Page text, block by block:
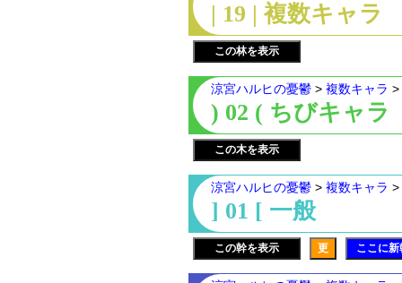
| 19 | 複数キャラ
この林を表示
涼宮ハルヒの憂鬱 > 複数キャラ >
) 02 ( ちびキャラ
この木を表示
涼宮ハルヒの憂鬱 > 複数キャラ >
] 01 [ 一般
この幹を表示 更 ここに